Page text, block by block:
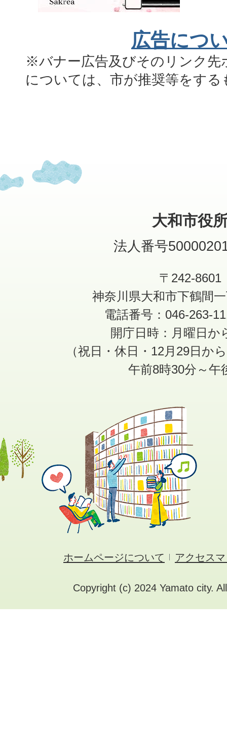
広告につ
※バナー広告及びそのリンク先
については、市が推奨等をす
大和市役
法人番号
〒242-8601
神奈川県大和市下鶴間
電話番号：046-263-
開庁日時：月曜日か
（祝日・休日・12月29日か
午前8時30分～午
ホームページについて アクセス
Copyright (c) 2024 Yamato city.